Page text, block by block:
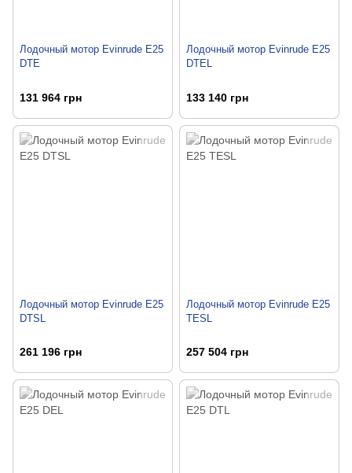
Лодочный мотор Evinrude E25
DTE
131 964 грн
Лодочный мотор Evinrude E25
DTEL
133 140 грн
Лодочный мотор Evinrude E25
DTSL
261 196 грн
Лодочный мотор Evinrude E25
TESL
257 504 грн